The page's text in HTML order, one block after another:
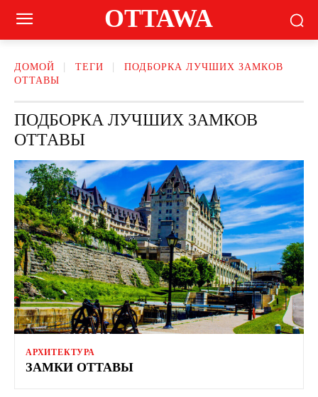
OTTAWA
ДОМОЙ ТЕГИ
ПОДБОРКА ЛУЧШИХ ЗАМКОВ
ОТТАВЫ
ПОДБОРКА ЛУЧШИХ ЗАМКОВ
ОТТАВЫ
АРХИТЕКТУРА
ЗАМКИ ОТТАВЫ